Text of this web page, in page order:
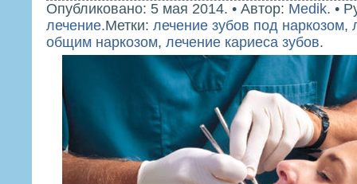
Опубликовано: 5 мая 2014. • Автор: Medik. •
лечение.Метки: лечение зубов под наркозом,
общим наркозом, лечение кариеса зубов.